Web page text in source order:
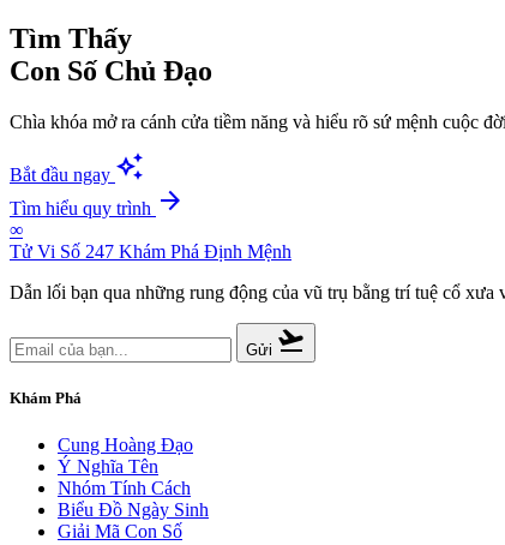
Tìm Thấy
Con Số Chủ Đạo
Chìa khóa mở ra cánh cửa tiềm năng và hiểu rõ sứ mệnh cuộc
Bắt đầu ngay auto_awesome
Tìm hiểu quy trình arrow_forward
∞
Tử Vi Số 247 Khám Phá Định Mệnh
Dẫn lối bạn qua những rung động của vũ trụ bằng trí tuệ cổ
Gửi flight_takeoff
Khám Phá
Cung Hoàng Đạo
Ý Nghĩa Tên
Nhóm Tính Cách
Biểu Đồ Ngày Sinh
Giải Mã Con Số